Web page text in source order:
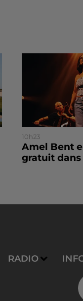
10h23
Amel Bent
gratuit dans
RADIO